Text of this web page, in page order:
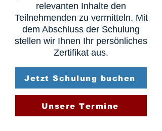
relevanten Inhalte den
Teilnehmenden zu vermitteln. Mit
dem Abschluss der Schulung
stellen wir Ihnen Ihr persönliches
Zertifikat aus.
Jetzt Schulung buchen
Unsere Termine